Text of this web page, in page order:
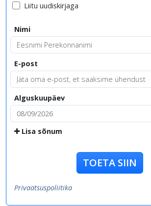
Liitu uudiskirjaga
Nimi
E-post
Alguskuupäev
Lisa sõnum
TOETA SIIN
Privaatsuspoliitika